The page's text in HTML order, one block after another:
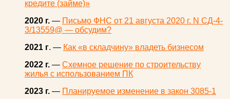
кредите (займе)»
2020 г. — Письмо ФНС от 21 августа 2020 г. N СД-4-
3/13559@ — обсудим?
2021 г. — Как «в складчину» владеть бизнесом
2022 г. — Схемное решение по строительству
жилья с использованием ПК
2023 г. — Планируемое изменение в закон 3085-1